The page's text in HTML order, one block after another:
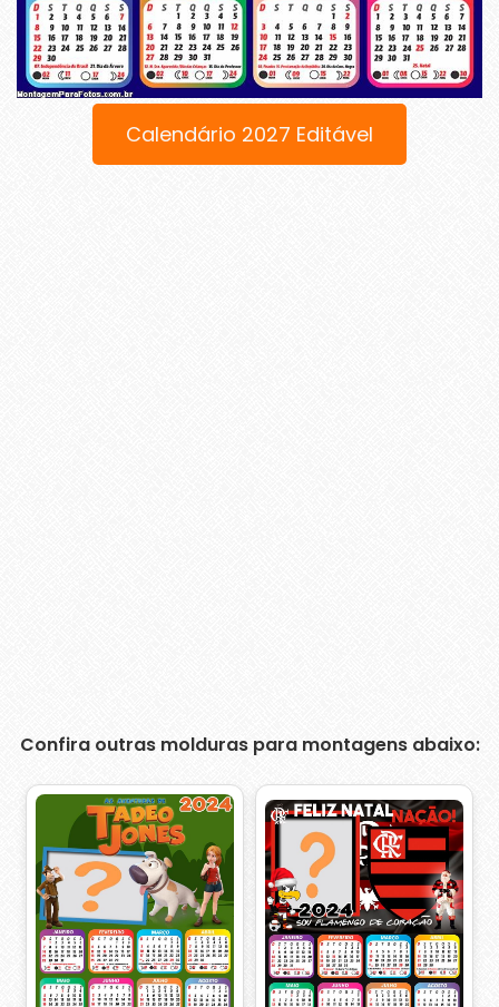
Calendário 2027 Editável
Confira outras molduras para montagens abaixo: